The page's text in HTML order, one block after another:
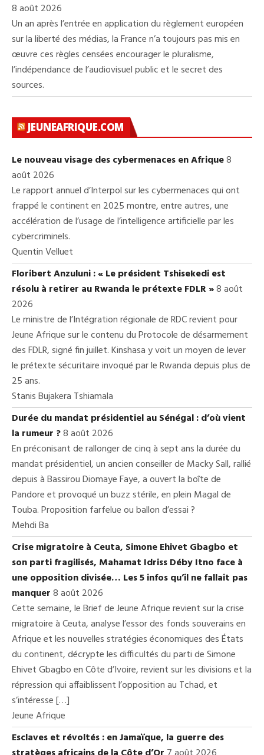
8 août 2026
Un an après l’entrée en application du règlement européen
sur la liberté des médias, la France n’a toujours pas mis en
œuvre ces règles censées encourager le pluralisme,
l’indépendance de l’audiovisuel public et le secret des
sources.
JEUNEAFRIQUE.COM
Le nouveau visage des cybermenaces en Afrique8
août 2026
Le rapport annuel d’Interpol sur les cybermenaces qui ont
frappé le continent en 2025 montre, entre autres, une
accélération de l’usage de l’intelligence artificielle par les
cybercriminels.
Quentin Velluet
Floribert Anzuluni : « Le président Tshisekedi est
résolu à retirer au Rwanda le prétexte FDLR »8 août
2026
Le ministre de l’Intégration régionale de RDC revient pour
Jeune Afrique sur le contenu du Protocole de désarmement
des FDLR, signé fin juillet. Kinshasa y voit un moyen de lever
le prétexte sécuritaire invoqué par le Rwanda depuis plus de
25 ans.
Stanis Bujakera Tshiamala
Durée du mandat présidentiel au Sénégal : d’où vient
la rumeur ?8 août 2026
En préconisant de rallonger de cinq à sept ans la durée du
mandat présidentiel, un ancien conseiller de Macky Sall, rallié
depuis à Bassirou Diomaye Faye, a ouvert la boîte de
Pandore et provoqué un buzz stérile, en plein Magal de
Touba. Proposition farfelue ou ballon d’essai ?
Mehdi Ba
Crise migratoire à Ceuta, Simone Ehivet Gbagbo et
son parti fragilisés, Mahamat Idriss Déby Itno face à
une opposition divisée… Les 5 infos qu’il ne fallait pas
manquer8 août 2026
Cette semaine, le Brief de Jeune Afrique revient sur la crise
migratoire à Ceuta, analyse l’essor des fonds souverains en
Afrique et les nouvelles stratégies économiques des États
du continent, décrypte les difficultés du parti de Simone
Ehivet Gbagbo en Côte d’Ivoire, revient sur les divisions et la
répression qui affaiblissent l’opposition au Tchad, et
s’intéresse […]
Jeune Afrique
Esclaves et révoltés : en Jamaïque, la guerre des